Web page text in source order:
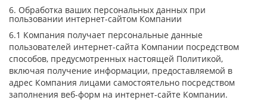
6. Обработка ваших персональных данных при
пользовании интернет-сайтом Компании
6.1 Компания получает персональные данные
пользователей интернет-сайта Компании посредством
способов, предусмотренных настоящей Политикой,
включая получение информации, предоставляемой в
адрес Компания лицами самостоятельно посредством
заполнения веб-форм на интернет-сайте Компании.